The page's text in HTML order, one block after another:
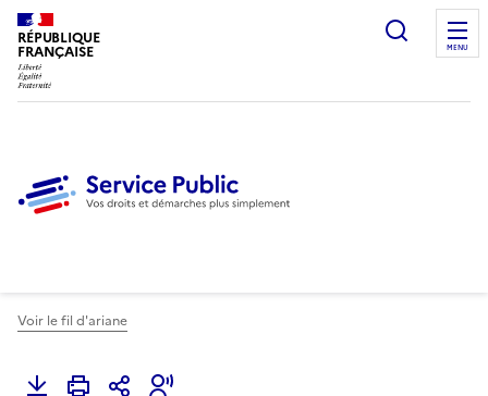
RÉPUBLIQUE
FRANÇAISE
Ouvrir
MENU
Voir le fil d'ariane